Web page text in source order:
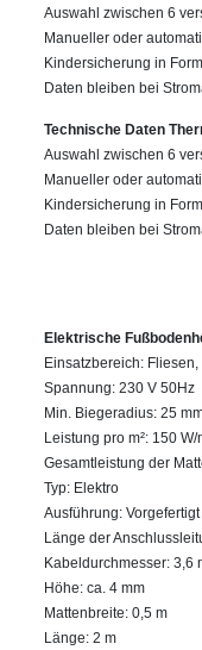
Auswahl zwischen 6
Manueller oder
Kindersicherung in
Daten bleiben bei
Technische Daten
Auswahl zwischen 6
Manueller oder
Kindersicherung in
Daten bleiben bei
Elektrische
Einsatzbereich: Fliesen,
Spannung: 230 V 50Hz
Min. Biegeradius: 25
Leistung pro m²: 150 W/
Gesamtleistung der
Typ: Elektro
Ausführung:
Länge der
Kabeldurchmesser: 3,6
Höhe: ca. 4 mm
Mattenbreite: 0,5 m
Länge: 2 m